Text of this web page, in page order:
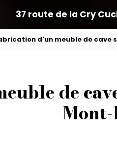
37 route de la Cry
d'un meuble de cave
de